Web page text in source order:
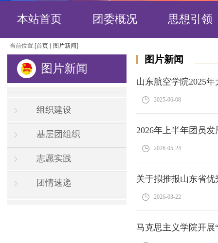
本站首页 团委概况 思想引领
当前位置:[首页 图片新闻]
图片新闻
组织建设
基层团组织
志愿实践
团情速递
图片新闻
山东航空学院2025
2025-06-08
2026年上半年团员
2026-05-24
关于拟推报山东省
2026-03-22
马克思主义学院开展